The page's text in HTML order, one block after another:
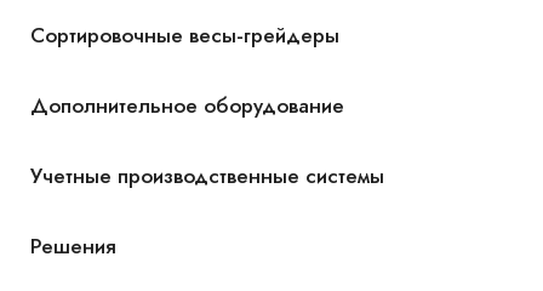
Сортировочные весы-грейдеры
Дополнительное оборудование
Учетные производственные системы
Решения